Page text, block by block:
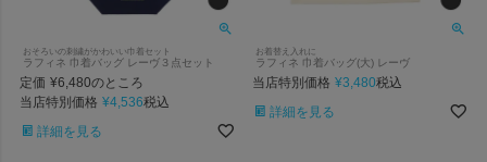
おそろいの刺繍がかわいい巾着セット
ラフィネ 巾着バッグ レーヴ３点セット
定価 ¥6,480のところ
当店特別価格 ¥4,536税込
詳細を見る
お着替え入れに
ラフィネ 巾着バッグ(大) レーヴ
当店特別価格 ¥3,480税込
詳細を見る